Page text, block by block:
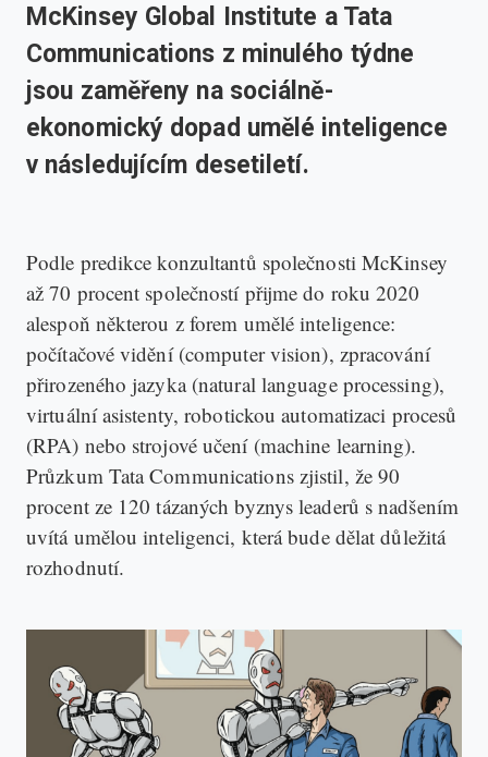
McKinsey Global Institute a Tata
Communications z minulého týdne
jsou zaměřeny na sociálně-
ekonomický dopad umělé inteligence
v následujícím desetiletí.
Podle predikce konzultantů společnosti McKinsey
až 70 procent společností přijme do roku 2020
alespoň některou z forem umělé inteligence:
počítačové vidění (computer vision), zpracování
přirozeného jazyka (natural language processing),
virtuální asistenty, robotickou automatizaci procesů
(RPA) nebo strojové učení (machine learning).
Průzkum Tata Communications zjistil, že 90
procent ze 120 tázaných byznys leaderů s nadšením
uvítá umělou inteligenci, která bude dělat důležitá
rozhodnutí.